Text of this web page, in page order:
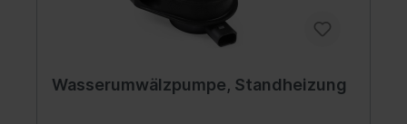
Wasserumwälzpumpe, Standheizung